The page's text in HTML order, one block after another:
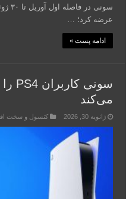
عرضه کرد؛ …
ادامه پست »
می‌کند
ژانویه 30, 2026 کنسول و سخت